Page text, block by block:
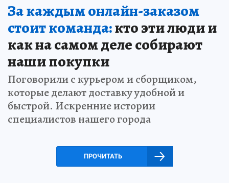
За каждым онлайн-заказом
стоит команда:кто эти люди и
как на самом деле собирают
наши покупки
Поговорили с курьером и сборщиком,
которые делают доставку удобной и
быстрой. Искренние истории
специалистов нашего города
ПРОЧИТАТЬ